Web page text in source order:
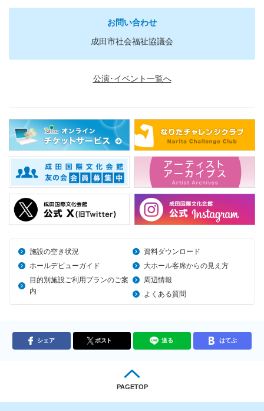
お問い合わせ
成田市社会福祉協議会
公演･イベント一覧へ
施設の空き状況
資料ダウンロード
ホールデビューガイド
大ホール客席からの見え方
目的別施設ご利用プランのご案
内
周辺情報
よくある質問
シェア ポスト 送る はてぶ
PAGETOP